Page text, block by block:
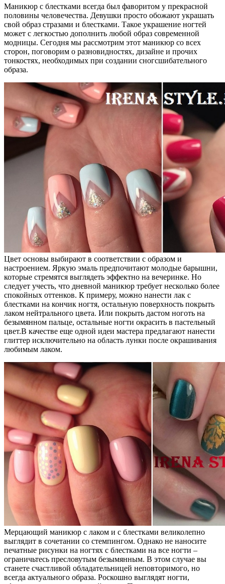
Маникюр с блестками всегда был фаворитом у прекрасной
половины человечества. Девушки просто обожают украшать
свой образ стразами и блестками. Такое украшение ногтей
может с легкостью дополнить любой образ современной
модницы. Сегодня мы рассмотрим этот маникюр со всех
сторон, поговорим о разновидностях, дизайне и прочих
тонкостях, необходимых при создании сногсшибательного
образа.
Цвет основы выбирают в соответствии с образом и
настроением. Яркую эмаль предпочитают молодые барышни,
которые стремятся выглядеть эффектно на вечеринке. Но
следует учесть, что дневной маникюр требует несколько более
спокойных оттенков. К примеру, можно нанести лак с
блестками на кончик ногтя, остальную поверхность покрыть
лаком нейтрального цвета. Или покрыть дастом ноготь на
безымянном пальце, остальные ногти окрасить в пастельный
цвет.В качестве еще одной идеи мастера предлагают нанести
глиттер исключительно на область лунки после окрашивания
любимым лаком.
Мерцающий маникюр с лаком и с блестками великолепно
выглядит в сочетании со стемпингом. Однако не наносите
печатные рисунки на ногтях с блестками на все ногти –
ограничьтесь пресловутым безымянным. В этом случае вы
станете счастливой обладательницей неповторимого, но
всегда актуального образа. Роскошно выглядят ногти,